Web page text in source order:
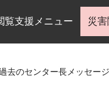
覧支援メニュー 災
去のセンター長メッセージ